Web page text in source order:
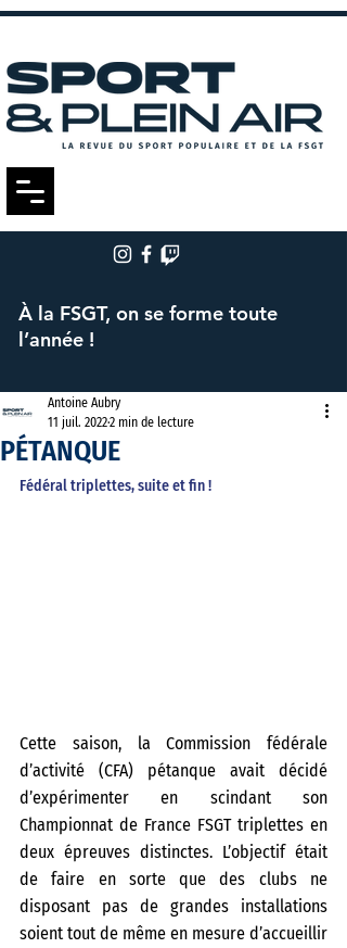
À la FSGT, on se forme toute
l’année !
PÉTANQUE
Antoine Aubry
11 juil. 20222 min de lecture
Fédéral triplettes, suite et fin !
Cette saison, la Commission fédérale
d’activité (CFA) pétanque avait décidé
d’expérimenter en scindant son
Championnat de France FSGT triplettes en
deux épreuves distinctes. L’objectif était
de faire en sorte que des clubs ne
disposant pas de grandes installations
soient tout de même en mesure d’accueillir